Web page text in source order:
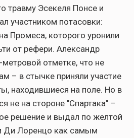
травму Эсекеля Понсе и
участником потасовки:
Промеса, которого уронили
от рефери. Александр
отметке, что не
– в стычке приняли участие
находившиеся на поле. Но в
не на стороне "Спартака" –
решение и выдал по желтой
Ди Лоренцо как самым